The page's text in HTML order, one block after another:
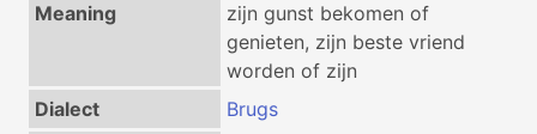
Meaning
zijn gunst bekomen of
genieten, zijn beste vriend
worden of zijn
Dialect
Brugs